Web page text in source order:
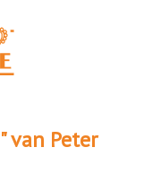
" van Peter